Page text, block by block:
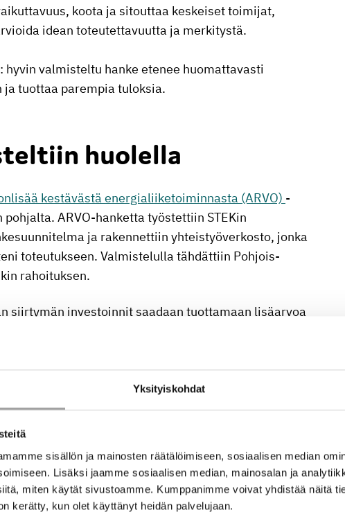
Yksityiskohdat
sisällön ja mainosten räätälöimiseen, sosiaalisen median
Lisäksi jaamme sosiaalisen median, mainosalan ja
miten käytät sivustoamme. Kumppanimme voivat yhdistää näitä
kerätty, kun olet käyttänyt heidän palvelujaan.
koota ja sitouttaa keskeiset toimijat,
idean toteutettavuutta ja merkitystä.
valmisteltu hanke etenee huomattavasti
tuottaa parempia tuloksia.
huolella
kestävästä energialiiketoiminnasta (ARVO) -
ARVO-hanketta työstettiin STEKin
ja rakennettiin yhteistyöverkosto, jonka
toteutukseen. Valmistelulla tähdättiin Pohjois-
rahoituksen.
siirtymän investoinnit saadaan tuottamaan lisäarvoa
että energiasiirtymän investoinnit juurtuvat
siitä, miten lisäarvo syntyy energiahankkeissa,
kehityksen yhdistämiseen, vahvistaa pk-yritysten
ja alueellista elinvoimaa.
laajalle ja vaikuttavalle
tavoitteita, kumppanuuksia ja rahoituspohjaa olisi